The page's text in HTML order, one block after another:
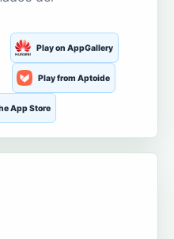
Play on AppGallery
Play from Aptoide
App Store